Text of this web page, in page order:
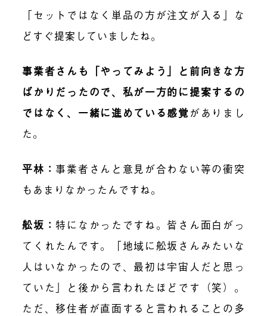
「セットではなく単品の方が注文が入る」な
どすぐ提案していましたね。
事業者さんも「やってみよう」と前向きな方
ばかりだったので、私が一方的に提案するの
ではなく、一緒に進めている感覚がありまし
た。
平林：事業者さんと意見が合わない等の衝突
もあまりなかったんですね。
舩坂： 特になかったですね。皆さん面白がっ
てくれたんです。「地域に舩坂さんみたいな
人はいなかったので、最初は宇宙人だと思っ
ていた」と後から言われたほどです（笑）。
ただ、移住者が直面すると言われることの多